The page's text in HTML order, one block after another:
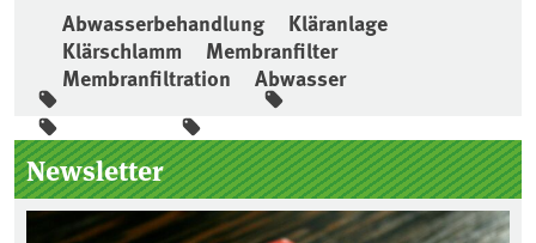
Abwasserbehandlung
Kläranlage
Klärschlamm
Membranfilter
Membranfiltration
Abwasser
Seitenleiste
Newsletter